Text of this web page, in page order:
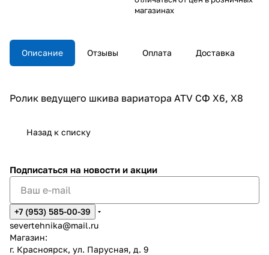
магазинах
Описание Отзывы Оплата Доставка
Ролик ведущего шкива вариатора ATV СФ X6, X8
Назад к списку
Подписаться на новости и акции
+7 (953) 585-00-39
severtehnika@mail.ru
Магазин:
г. Красноярск, ул. Парусная, д. 9